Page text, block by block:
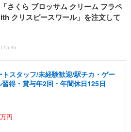
さくら ブロッサム クリーム フラペ
クリスピースワール」を注文して
15:45
スタッフ/未経験歓迎/駅チカ・ゲー
得・賞与年2回・年間休日125日
円